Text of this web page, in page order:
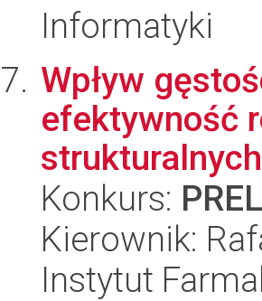
Informatyki
Wpływ
efektywność
strukturalnych
Konkurs:
Kierownik:
Instytut